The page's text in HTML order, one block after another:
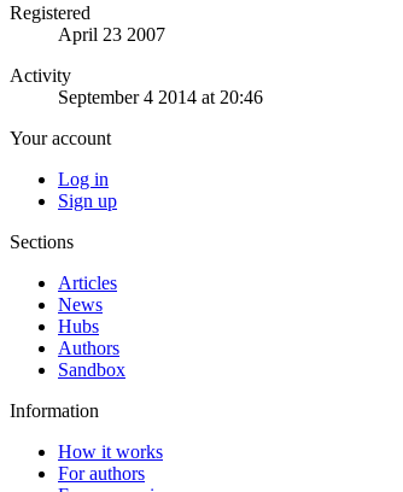
Registered
April 23 2007
Activity
September 4 2014 at 20:46
Your account
Log in
Sign up
Sections
Articles
News
Hubs
Authors
Sandbox
Information
How it works
For authors